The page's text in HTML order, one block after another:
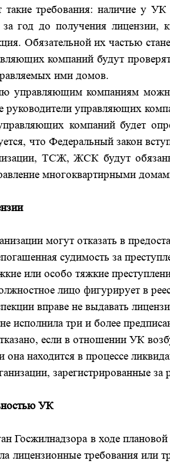
требования: наличие у УК
год до получения лицензии,
Обязательной их частью
компаний будут
ими домов.
управляющим компаниям
руководители управляющих
компаний будет
что Федеральный закон
ТСЖ,ЖСК будут
многоквартирными
могут отказать в
судимость за
или особо тяжкие
лицо фигурирует в
вправе не выдавать
исполнила три и более
если в отношении УК
она находится в процессе
зарегистрированные за
УК
Госжилнадзора в ходе
требования или